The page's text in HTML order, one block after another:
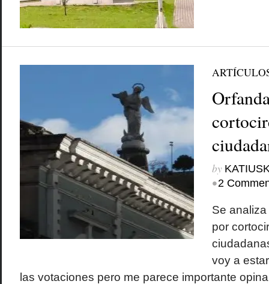
by
•2
Se
por
voy a
las votaciones pero me parece importante